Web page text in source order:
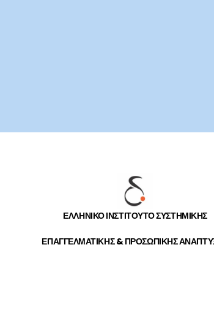
ΕΛΛΗΝΙΚΟ ΙΝΣΤΙΤΟΥΤΟ ΣΥΣΤΗΜΙΚΗΣ
ΕΠΑΓΓΕΛΜΑΤΙΚΗΣ & ΠΡΟΣΩΠΙΚΗΣ